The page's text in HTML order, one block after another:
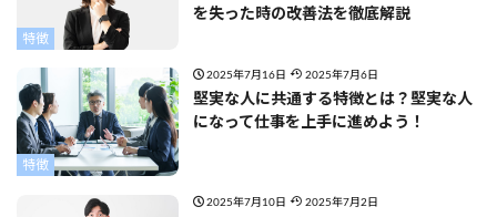
特徴
を失った時の改善法を徹底解説
特徴
2025年7月16日 2025年7月6日
堅実な人に共通する特徴とは？堅実な人
になって仕事を上手に進めよう！
2025年7月10日 2025年7月2日